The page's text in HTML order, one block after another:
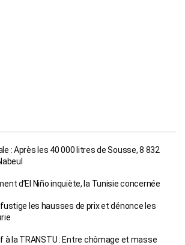
: Après les 40 000 litres de Sousse, 8 832
d’El Niño inquiète, la Tunisie concernée
fustige les hausses de prix et dénonce les
la TRANSTU : Entre chômage et masse